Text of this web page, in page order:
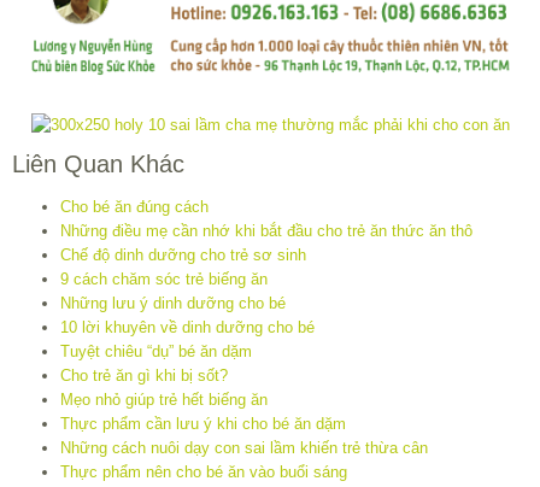
Liên Quan Khác
Cho bé ăn đúng cách
Những điều mẹ cần nhớ khi bắt đầu cho trẻ ăn thức ăn thô
Chế độ dinh dưỡng cho trẻ sơ sinh
9 cách chăm sóc trẻ biếng ăn
Những lưu ý dinh dưỡng cho bé
10 lời khuyên về dinh dưỡng cho bé
Tuyệt chiêu “dụ” bé ăn dặm
Cho trẻ ăn gì khi bị sốt?
Mẹo nhỏ giúp trẻ hết biếng ăn
Thực phẩm cần lưu ý khi cho bé ăn dặm
Những cách nuôi dạy con sai lầm khiến trẻ thừa cân
Thực phẩm nên cho bé ăn vào buổi sáng